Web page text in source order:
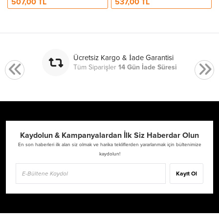
Ücretsiz Kargo & İade Garantisi
Tüm Siparişler14 Gün İade Süresi
Kaydolun & Kampanyalardan İlk Siz Haberdar Olun
En son haberleri ilk alan siz olmak ve harika tekliflerden yararlanmak için bültenimize
kaydolun!
Kayıt Ol